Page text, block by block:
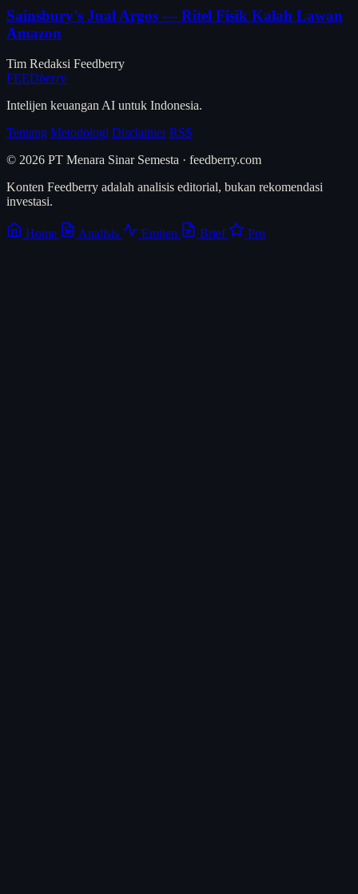
Sainsbury's Jual Argos — Ritel Fisik Kalah Lawan
Amazon
Tim Redaksi Feedberry
FEEDberry
Intelijen keuangan AI untuk Indonesia.
Tentang Metodologi Disclaimer RSS
© 2026 PT Menara Sinar Semesta · feedberry.com
Konten Feedberry adalah analisis editorial, bukan rekomendasi
investasi.
Home Analisis Emiten Brief Pro